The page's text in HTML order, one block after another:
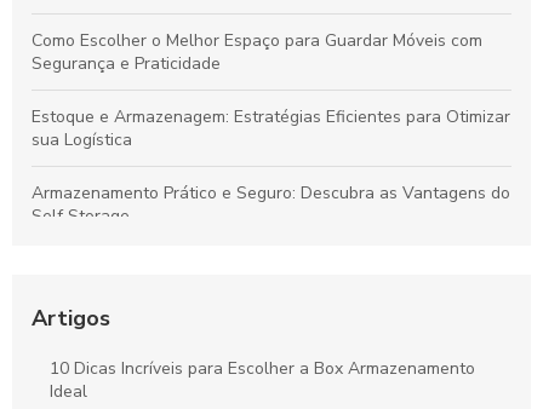
Como Escolher o Melhor Espaço para Guardar Móveis com
Segurança e Praticidade
Estoque e Armazenagem: Estratégias Eficientes para Otimizar
sua Logística
Armazenamento Prático e Seguro: Descubra as Vantagens do
Self Storage
Forma Segura
Artigos
10 Dicas Incríveis para Escolher a Box Armazenamento
Ideal